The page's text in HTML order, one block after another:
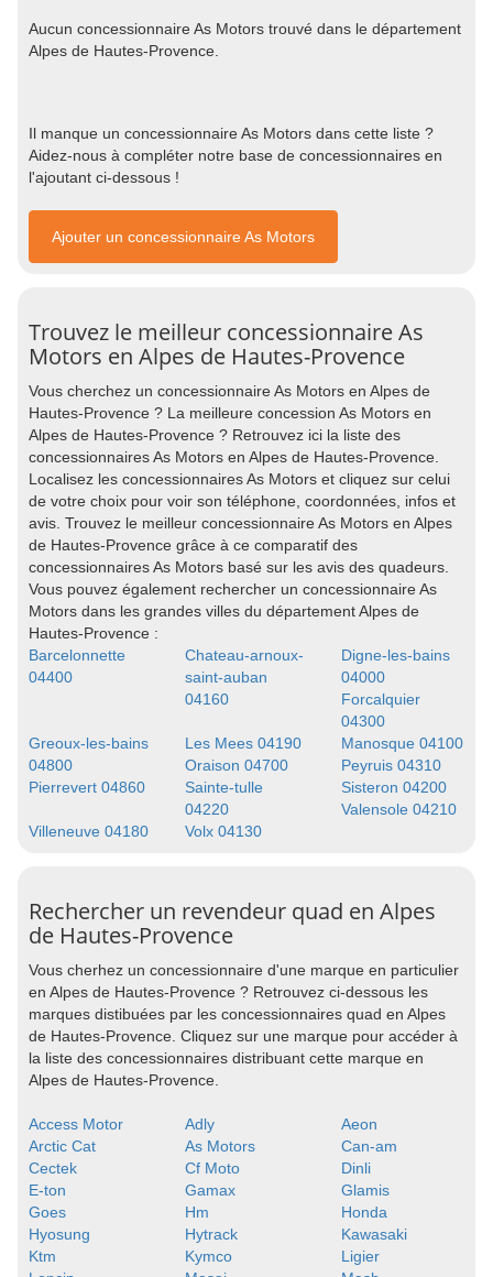
Aucun concessionnaire As Motors trouvé dans le département
Alpes de Hautes-Provence.
Il manque un concessionnaire As Motors dans cette liste ?
Aidez-nous à compléter notre base de concessionnaires en
l'ajoutant ci-dessous !
Ajouter un concessionnaire As Motors
Trouvez le meilleur concessionnaire As
Motors en Alpes de Hautes-Provence
Vous cherchez un concessionnaire As Motors en Alpes de
Hautes-Provence ? La meilleure concession As Motors en
Alpes de Hautes-Provence ? Retrouvez ici la liste des
concessionnaires As Motors en Alpes de Hautes-Provence.
Localisez les concessionnaires As Motors et cliquez sur celui
de votre choix pour voir son téléphone, coordonnées, infos et
avis. Trouvez le meilleur concessionnaire As Motors en Alpes
de Hautes-Provence grâce à ce comparatif des
concessionnaires As Motors basé sur les avis des quadeurs.
Vous pouvez également rechercher un concessionnaire As
Motors dans les grandes villes du département Alpes de
Hautes-Provence :
Barcelonnette
04400
Chateau-arnoux-
saint-auban
04160
Digne-les-bains
04000
Forcalquier
04300
Greoux-les-bains
04800
Les Mees 04190
Manosque 04100
Oraison 04700
Peyruis 04310
Pierrevert 04860
Sainte-tulle
04220
Sisteron 04200
Valensole 04210
Villeneuve 04180
Volx 04130
Rechercher un revendeur quad en Alpes
de Hautes-Provence
Vous cherhez un concessionnaire d'une marque en particulier
en Alpes de Hautes-Provence ? Retrouvez ci-dessous les
marques distibuées par les concessionnaires quad en Alpes
de Hautes-Provence. Cliquez sur une marque pour accéder à
la liste des concessionnaires distribuant cette marque en
Alpes de Hautes-Provence.
Access Motor Adly
Aeon
Arctic Cat
As Motors
Can-am
Cectek
Cf Moto
Dinli
E-ton
Gamax
Glamis
Goes
Hm
Honda
Hyosung
Hytrack
Kawasaki
Ktm
Kymco
Ligier